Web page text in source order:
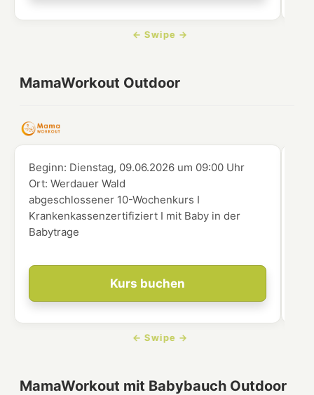
MamaWorkout Outdoor
Kurs buchen
Beginn: Dienstag, 09.06.2026 um 09:00 Uhr
Ort:Werdauer Wald
abgeschlossener 10-Wochenkurs I
Krankenkassenzertifiziert I mit Baby in der
Babytrage
MamaWorkout mit Babybauch Outdoor